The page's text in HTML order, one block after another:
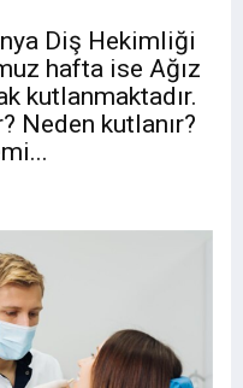
Diş Hekimliği
hafta ise Ağız
kutlanmaktadır.
Neden kutlanır?